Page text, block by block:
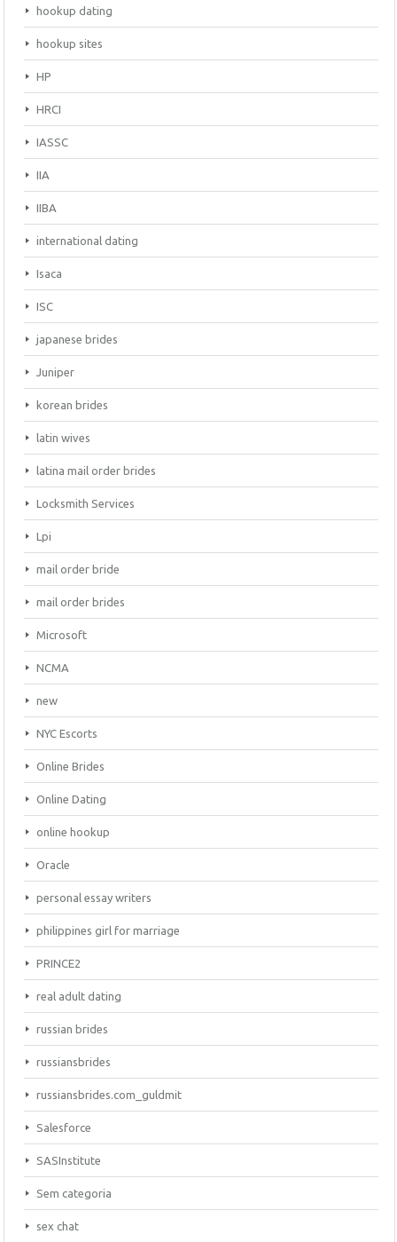
hookup dating
hookup sites
HP
HRCI
IASSC
IIA
IIBA
international dating
Isaca
ISC
japanese brides
Juniper
korean brides
latin wives
latina mail order brides
Locksmith Services
Lpi
mail order bride
mail order brides
Microsoft
NCMA
new
NYC Escorts
Online Brides
Online Dating
online hookup
Oracle
personal essay writers
philippines girl for marriage
PRINCE2
real adult dating
russian brides
russiansbrides
russiansbrides.com_guldmit
Salesforce
SASInstitute
Sem categoria
sex chat